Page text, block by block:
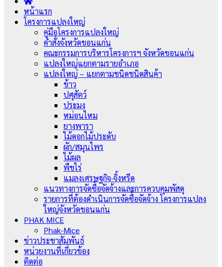
หน้าแรก
โครงการแปลงใหญ่
คู่มือโครงการแปลงใหญ่
คำสั่งจังหวัดขอนแก่น
คณะกรรมการบริหารโครงการฯ จังหวัดขอนแก่น
แปลงใหญ่แยกตามรายอำเภอ
แปลงใหญ่ – แยกตามชนิดชนิดสินค้า
ข้าว
ปศุสัตว์
ประมง
หม่อนไหม
ยางพารา
ไม้ดอกไม้ประดับ
ผัก/สมุนไพร
ไม้ผล
พืชไร่
แมลงเศรษฐกิจ-จิ้งหรีด
แนวทางการจัดซื้อจัดจ้างและการควบคุมพัสดุ
รายการที่ต้องดำเนินการจัดซื้อจัดจ้าง โครงการแปลง
ใหญ่จังหวัดขอนแก่น
PHAK MICE
Phak-Mice
ข่าวประชาสัมพันธ์
หน่วยงานที่เกี่ยวข้อง
ติดต่อ